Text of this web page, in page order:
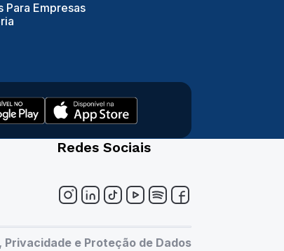
Para Empresas
Redes Sociais
Privacidade e Proteção de Dados